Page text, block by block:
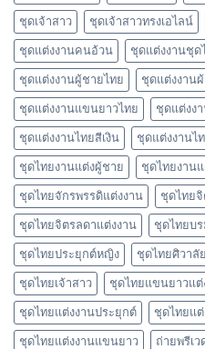
ชุดเจ้าสาว ชุดเจ้าสาวทรงเอไลน์
ชุดแต่งงานคนอ้วน ชุดแต่งงานชุ
ชุดแต่งงานผู้ชายไทย ชุดแต่งงาน
ชุดแต่งงานแขนยาวไทย ชุดแต่งง
ชุดแต่งงานไทยสีเงิน ชุดแต่งงานไ
ชุดไทยงานแต่งผู้ชาย ชุดไทยงาน
ชุดไทยจักรพรรดิแต่งงาน ชุดไทย
ชุดไทยจิตรลดาแต่งงาน ชุดไทยบ
ชุดไทยประยุกต์หญิง ชุดไทยศิวาลัย
ชุดไทยเจ้าสาว ชุดไทยแขนยาวแต่
ชุดไทยแต่งงานประยุกต์ ชุดไทยแ
ชุดไทยแต่งงานแขนยาว ถ่ายพรีเว